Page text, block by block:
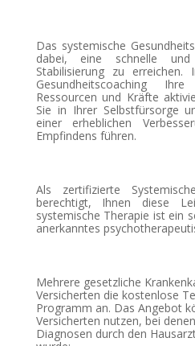
Das systemische
dabei, eine schnelle und
Stabilisierung zu erreichen.
Gesundheitscoaching
Ressourcen und Kräfte
Sie in Ihrer Selbstfürsorge
einer erheblichen
Empfindens führen.
Als zertifizierte
berechtigt, Ihnen diese
systemische Therapie ist ein
anerkanntes
Mehrere gesetzliche
Versicherten die kostenlose
Programm an. Das Angebot
Versicherten nutzen, bei
Diagnosen durch den